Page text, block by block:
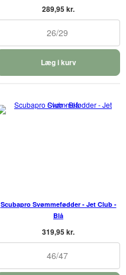
289,95 kr.
26/29
Læg i kurv
Scubapro Svømmefødder - Jet Club -
Blå
319,95 kr.
46/47